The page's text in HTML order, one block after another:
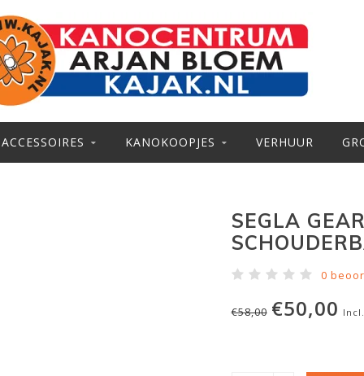
ACCESSOIRES KANOKOOPJES VERHUUR
SEGLA
0
€58,00 €50,00